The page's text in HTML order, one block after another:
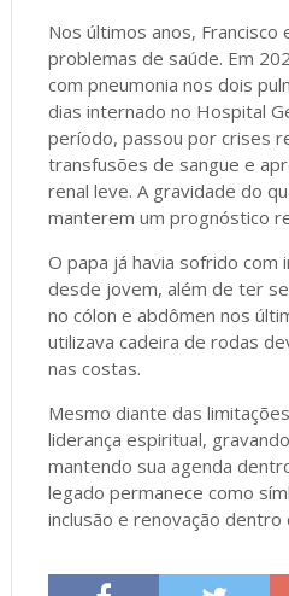
Nos últimos anos,
problemas de saúde. Em
com pneumonia nos dois
dias internado no Hospital
período, passou por crises
transfusões de sangue e
renal leve. A gravidade do
manterem um prognóstico
O papa já havia sofrido com
desde jovem, além de ter
no cólon e abdômen nos
utilizava cadeira de rodas
nas costas.
Mesmo diante das
liderança espiritual,
mantendo sua agenda
legado permanece como
inclusão e renovação dentro